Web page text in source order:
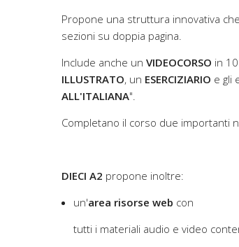
Propone una struttura innovativa
sezioni su doppia pagina.
Include anche un VIDEOCORSO in
ILLUSTRATO, un ESERCIZIARIO e gli
ALL'ITALIANA".
Completano il corso due importanti
DIECI A2 propone inoltre:
un'area risorse web con
tutti i materiali audio e video